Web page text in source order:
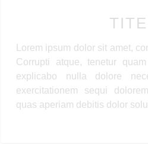
Lorem ipsum dolor sit amet,
Corrupti atque, tenetur
explicabo nulla dolore
exercitationem sequi
quas aperiam debitis dolor